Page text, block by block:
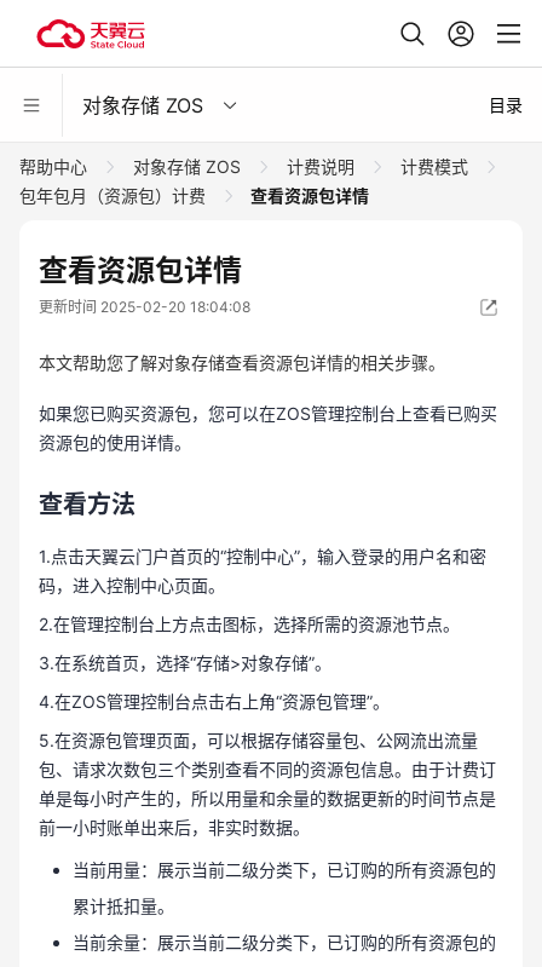
对象存储 ZOS 目录
帮助中心 对象存储 ZOS 计费说明
计费模式
包年包月（资源包）计费
查看资源包详情
查看资源包详情
更新时间 2025-02-20 18:04:08
本文帮助您了解对象存储查看资源包详情的相关步骤。
如果您已购买资源包，您可以在ZOS管理控制台上查看已购买
资源包的使用详情。
查看方法
1.点击天翼云门户首页的“控制中心”，输入登录的用户名和密
码，进入控制中心页面。
2.在管理控制台上方点击图标，选择所需的资源池节点。
3.在系统首页，选择“存储>对象存储”。
4.在ZOS管理控制台点击右上角“资源包管理”。
5.在资源包管理页面，可以根据存储容量包、公网流出流量
包、请求次数包三个类别查看不同的资源包信息。由于计费订
单是每小时产生的，所以用量和余量的数据更新的时间节点是
前一小时账单出来后，非实时数据。
当前用量：展示当前二级分类下，已订购的所有资源包的
累计抵扣量。
当前余量：展示当前二级分类下，已订购的所有资源包的